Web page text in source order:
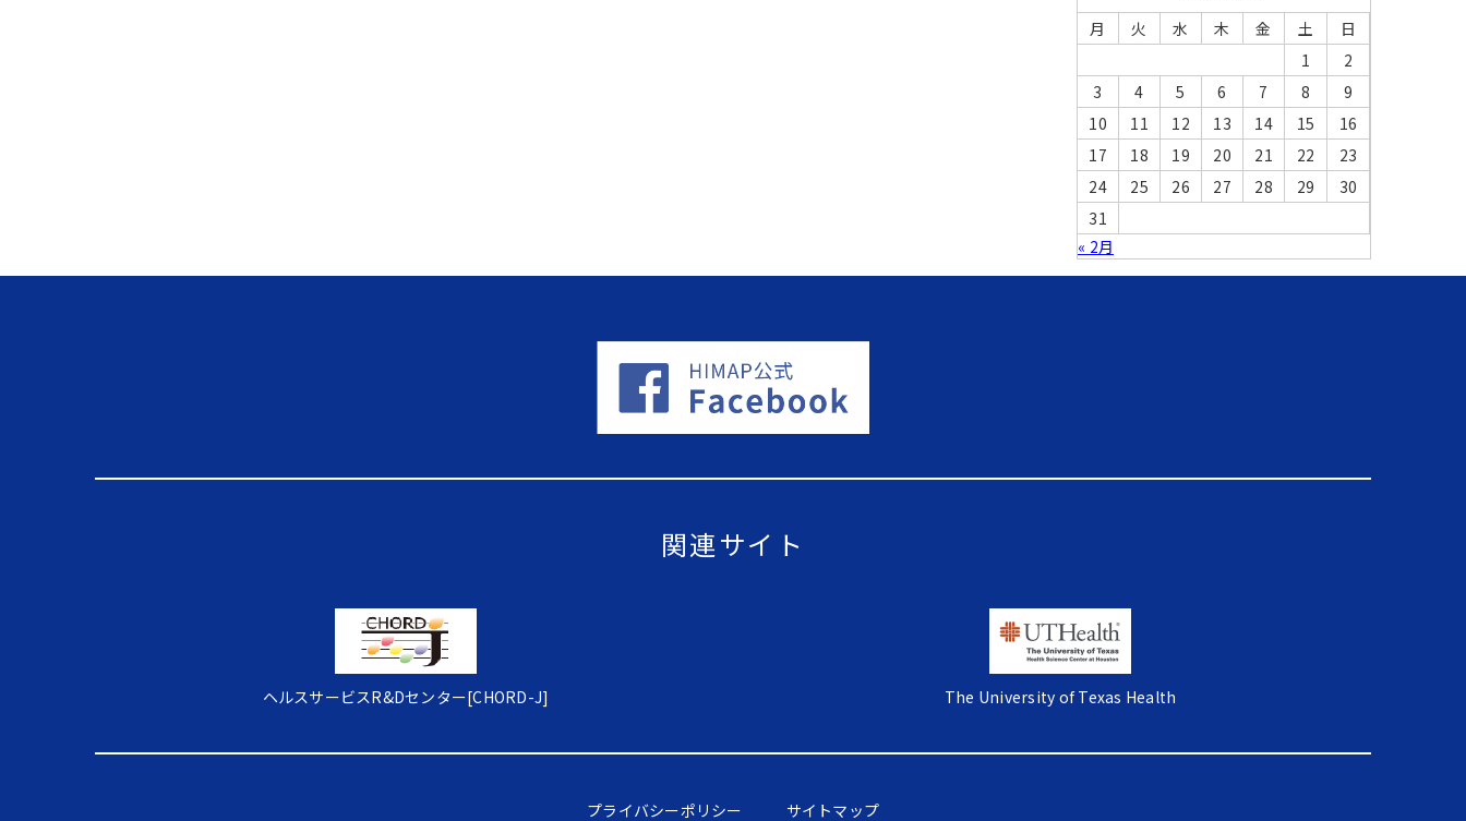
月 火 水 木 金 土
日
1
2
3
4 5 6 7 8
9
10
11 12 13 14 15
16
17
18 19 20 21 22
23
24
25 26 27 28 29
30
31
« 2月
関連サイト
ヘルスサービスR&Dセンター[CHORD-J] The University of Texas Health
プライバシーポリシー サイトマップ